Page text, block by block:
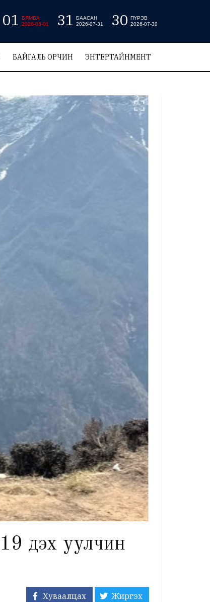
01
БЯМБА
2026-08-01
31
БААСАН
2026-07-31
30 ПҮРЭВ
2026-07-30
БАЙГАЛЬ ОРЧИН ЭНТЕРТАЙНМЕНТ
дэх уулчин
Хуваалцах Жиргэх